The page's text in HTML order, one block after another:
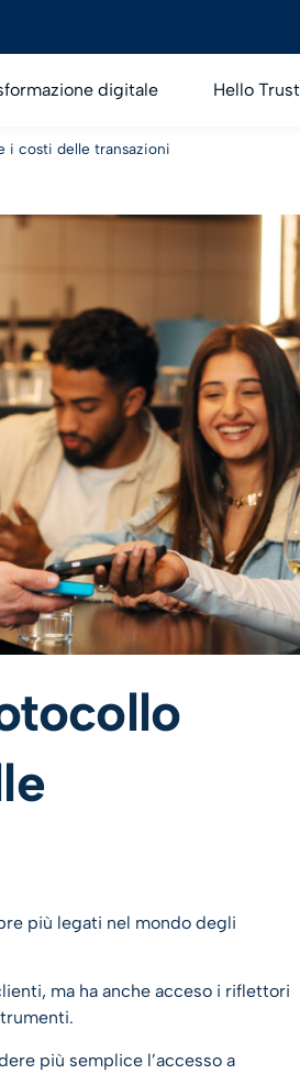
digitale Hello Trust
i costi delle transazioni
più legati nel mondo degli
ma ha anche acceso i riflettori
più semplice l’accesso a